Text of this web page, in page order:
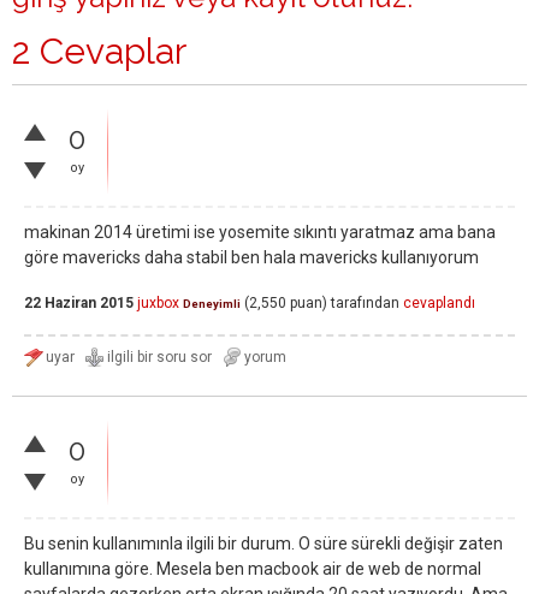
2 Cevaplar
0
oy
makinan 2014 üretimi ise yosemite sıkıntı yaratmaz ama bana
göre mavericks daha stabil ben hala mavericks kullanıyorum
22 Haziran 2015 juxbox Deneyimli (2,550 puan) tarafından cevaplandı
0
oy
Bu senin kullanımınla ilgili bir durum. O süre sürekli değişir zaten
kullanımına göre. Mesela ben macbook air de web de normal